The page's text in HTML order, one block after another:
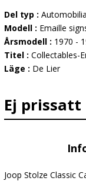
Del typ :
Modell : Emaille
Årsmodell : 1970 -
Titel : Collectables-
Läge : De Lier
Ej prissatt
Joop Stolze Classic